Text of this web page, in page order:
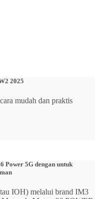
2025
mudah dan praktis
5G dengan untuk
IOH) melalui brand IM3